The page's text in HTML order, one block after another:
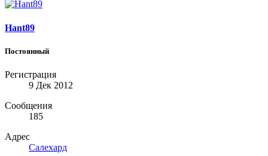
Hant89
Постоянный
Регистрация
9 Дек 2012
Сообщения
185
Адрес
Салехард